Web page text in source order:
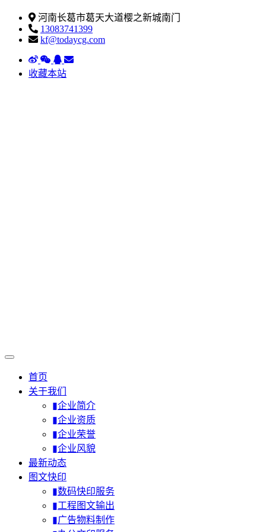
河南长葛市葛天大道樱之新城南门
13083741399
kf@todaycg.com
收藏本站
首页
关于我们
▮企业简介
▮企业资质
▮企业荣誉
▮企业风貌
最新动态
图文快印
▮数码快印服务
▮工程图文输出
▮广告物料制作